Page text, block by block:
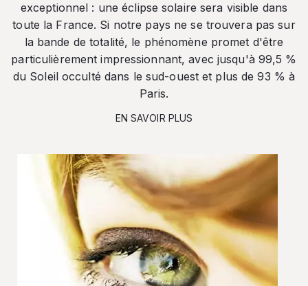
exceptionnel : une éclipse solaire sera visible dans
toute la France. Si notre pays ne se trouvera pas sur
la bande de totalité, le phénomène promet d'être
particulièrement impressionnant, avec jusqu'à 99,5 %
du Soleil occulté dans le sud-ouest et plus de 93 % à
Paris.
EN SAVOIR PLUS